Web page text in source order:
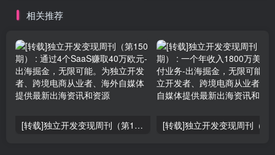
相关推荐
[转载]独立开发变现周刊（第150期） : 通过4个SaaS赚取40万欧元